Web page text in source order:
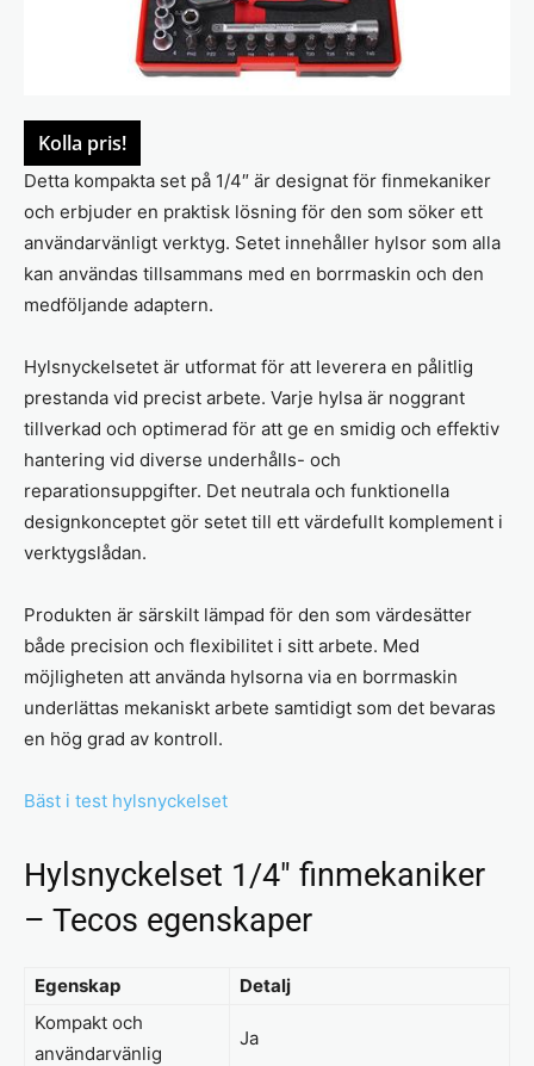
Kolla pris!
Detta kompakta set på 1/4″ är designat för finmekaniker
och erbjuder en praktisk lösning för den som söker ett
användarvänligt verktyg. Setet innehåller hylsor som alla
kan användas tillsammans med en borrmaskin och den
medföljande adaptern.
Hylsnyckelsetet är utformat för att leverera en pålitlig
prestanda vid precist arbete. Varje hylsa är noggrant
tillverkad och optimerad för att ge en smidig och effektiv
hantering vid diverse underhålls- och
reparationsuppgifter. Det neutrala och funktionella
designkonceptet gör setet till ett värdefullt komplement i
verktygslådan.
Produkten är särskilt lämpad för den som värdesätter
både precision och flexibilitet i sitt arbete. Med
möjligheten att använda hylsorna via en borrmaskin
underlättas mekaniskt arbete samtidigt som det bevaras
en hög grad av kontroll.
Bäst i test hylsnyckelset
Hylsnyckelset 1/4″ finmekaniker
– Tecos egenskaper
Egenskap
Detalj
Kompakt och
användarvänlig
Ja